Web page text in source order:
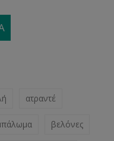
ατραντέ
βελόνες